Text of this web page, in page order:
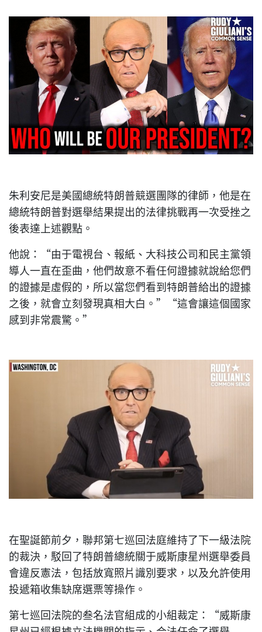
朱利安尼是美國總統特朗普競選團隊的律師，他是在
總統特朗普對選舉結果提出的法律挑戰再一次受挫之
後表達上述觀點。
他說：“由于電視台、報紙、大科技公司和民主黨領
導人一直在歪曲，他們故意不看任何證據就說給您們
的證據是虛假的，所以當您們看到特朗普給出的證據
之後，就會立刻發現真相大白。”“這會讓這個國家
感到非常震驚。”
在聖誕節前夕，聯邦第七巡回法庭維持了下一級法院
的裁決，駁回了特朗普總統關于威斯康星州選舉委員
會違反憲法，包括放寬照片識別要求，以及允許使用
投遞箱收集缺席選票等操作。
第七巡回法院的叁名法官組成的小組裁定：“威斯康